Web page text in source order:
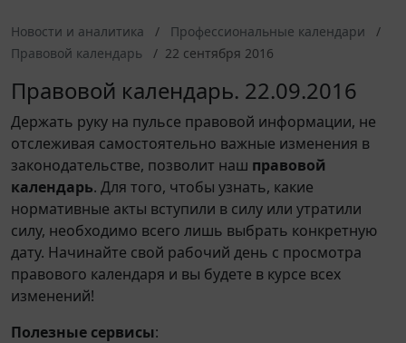
Новости и аналитика
Профессиональные календари
Правовой календарь
22 сентября 2016
Правовой календарь. 22.09.2016
Держать руку на пульсе правовой информации, не
отслеживая самостоятельно важные изменения в
законодательстве, позволит наш правовой
календарь. Для того, чтобы узнать, какие
нормативные акты вступили в силу или утратили
силу, необходимо всего лишь выбрать конкретную
дату. Начинайте свой рабочий день с просмотра
правового календаря и вы будете в курсе всех
изменений!
Полезные сервисы: